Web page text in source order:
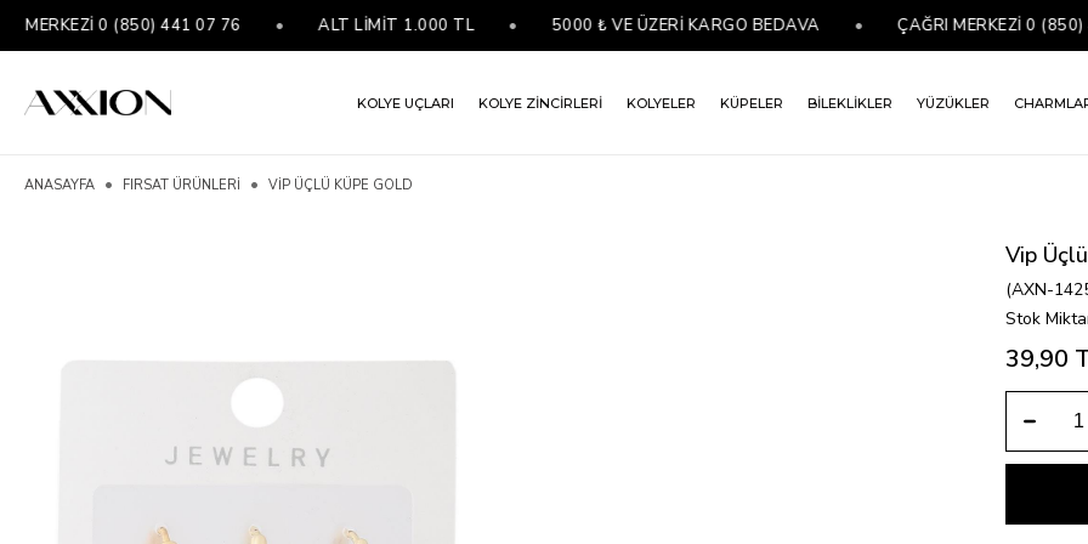
0 (850) 441 07 76 ALT LİMİT 1.000 TL 5000 ₺ VE ÜZERİ KARGO BEDAVA ÇAĞRI MERKEZİ 0 (850)
KOLYE UÇLARI KOLYE ZİNCİRLERİ KOLYELER KÜPELER BİLEKLİKLER YÜZÜKLER
ANASAYFA FIRSAT ÜRÜNLERİ VIP ÜÇLÜ KÜPE GOLD
Vip
(AXN-
Stok
39,90